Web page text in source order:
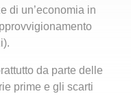
di un’economia in
da parte delle
prime e gli scarti